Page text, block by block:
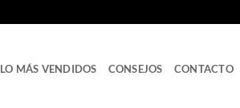
LO MÁS VENDIDOS CONSEJOS CONTACTO